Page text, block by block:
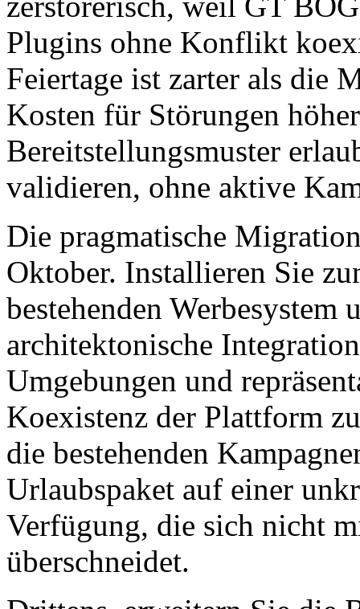
Plugins ohne Konflikt
Feiertage ist zarter als die
Kosten für Störungen
Bereitstellungsmuster
validieren, ohne aktive
Die pragmatische
Oktober. Installieren Sie
bestehenden
architektonische
Umgebungen und
Koexistenz der Plattform
die bestehenden
Urlaubspaket auf einer
Verfügung, die sich nicht
überschneidet.